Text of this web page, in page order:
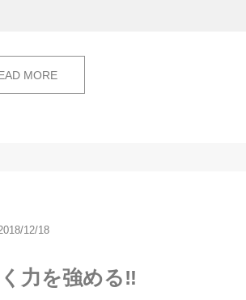
MORE
12/18
力を強める‼️